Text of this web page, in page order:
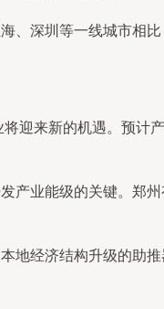
、深圳等一线城市相
迎来新的机遇。预
业能级的关键。郑
经济结构升级的助